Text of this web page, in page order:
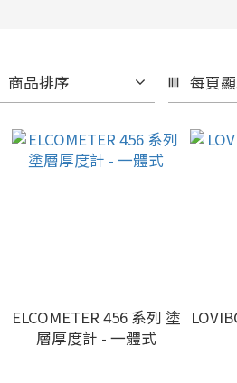
商品排序 每頁
ELCOMETER 456 系列 塗
層厚度計 - 一體式